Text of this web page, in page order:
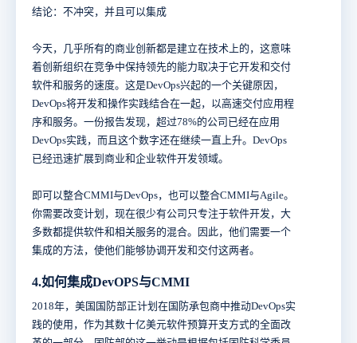
结论：不冲突，并且可以集成
今天，几乎所有的商业创新都是建立在技术上的，这意味
着创新组织在竞争中保持领先的能力取决于它开发和交付
软件和服务的速度。这是DevOps兴起的一个关键原因，
DevOps将开发和操作实践结合在一起，以高速交付应用程
序和服务。一份报告发现，超过78%的公司已经在应用
DevOps实践，而且这个数字还在继续一直上升。DevOps
已经迅速扩展到商业和企业软件开发领域。
即可以整合CMMI与DevOps，也可以整合CMMI与Agile。
你需要改变计划，现在很少有公司只专注于软件开发，大
多数都提供软件和相关服务的混合。因此，他们需要一个
集成的方法，使他们能够协调开发和交付这两者。
4.如何集成DevOPS与CMMI
2018年，美国国防部正计划在国防承包商中推动DevOps实
践的使用，作为其数十亿美元软件预算开支方式的全面改